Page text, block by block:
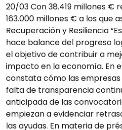
20/03 Con 38.419 millones €
163.000 millones € a los que
Recuperación y Resiliencia
hace balance del progreso
el objetivo de contribuir a
impacto en la economía. En
constata cómo las
falta de transparencia
anticipada de las
empiezan a evidenciar
las ayudas. En materia de